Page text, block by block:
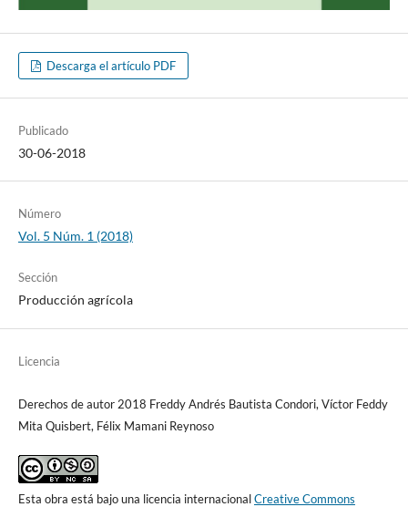
Descarga el artículo PDF
Publicado
30-06-2018
Número
Vol. 5 Núm. 1 (2018)
Sección
Producción agrícola
Licencia
Derechos de autor 2018 Freddy Andrés Bautista Condori, Víctor Feddy
Mita Quisbert, Félix Mamani Reynoso
Esta obra está bajo una licencia internacionalCreative Commons